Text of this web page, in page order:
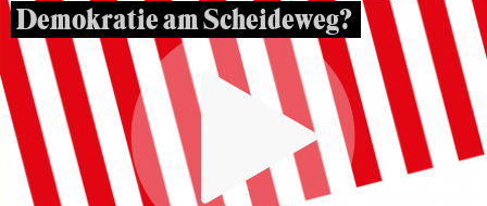
Demokratie am Scheideweg?